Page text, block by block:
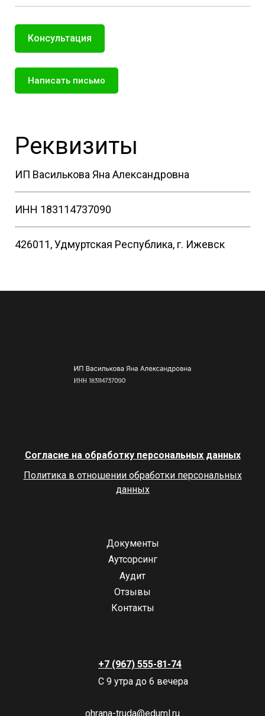
Консультация
Написать письмо
Реквизиты
ИП Василькова Яна Александровна
ИНН 183114737090
426011, Удмуртская Республика, г. Ижевск
Согласие на обработку персональных данных
Политика в отношении обработки персональных
данных
Документы
Аутсорсинг
Аудит
Отзывы
Контакты
+7 (967) 555-81-74
С 9 утра до 6 вечера
ohrana-truda@eduml.ru